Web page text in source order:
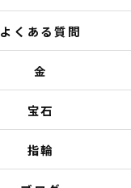
よくある質問
金
宝石
指輪